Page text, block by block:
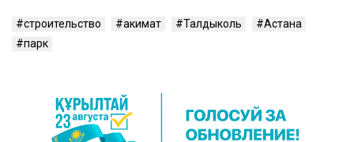
строительство акимат Талдыколь
Астана
парк